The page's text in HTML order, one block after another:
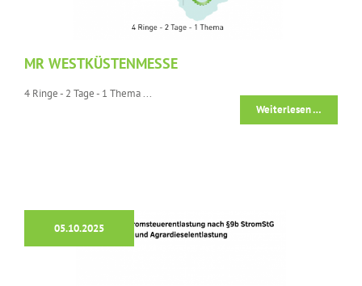
MR WESTKÜSTENMESSE
4 Ringe - 2 Tage - 1 Thema ...
Weiterlesen …
05.10.2025